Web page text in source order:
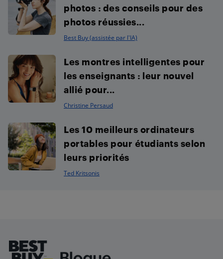
photos : des conseils pour des
photos réussies...
Best Buy (assistée par l'IA)
Les montres intelligentes pour
les enseignants : leur nouvel
allié pour...
Christine Persaud
Les 10 meilleurs ordinateurs
portables pour étudiants selon
leurs priorités
Ted Kritsonis